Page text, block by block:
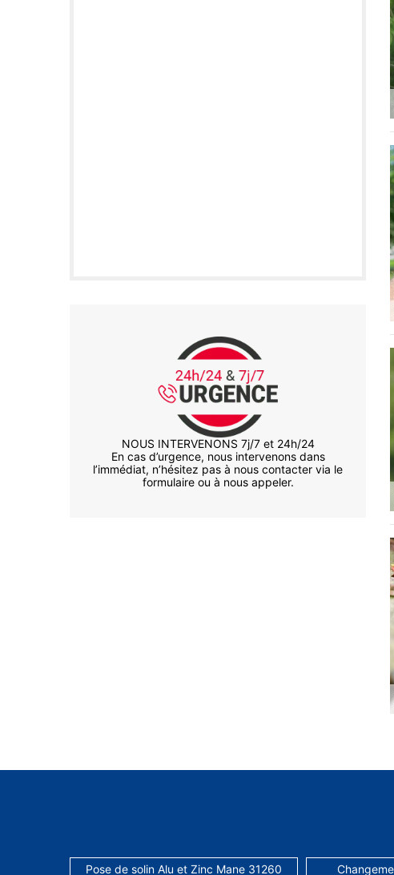
NOUS INTERVENONS 7j/7 et 24h/24
En cas d’urgence, nous intervenons dans
l’immédiat, n’hésitez pas à nous contacter via le
formulaire ou à nous appeler.
Pose de solin Alu et Zinc Mane 31260